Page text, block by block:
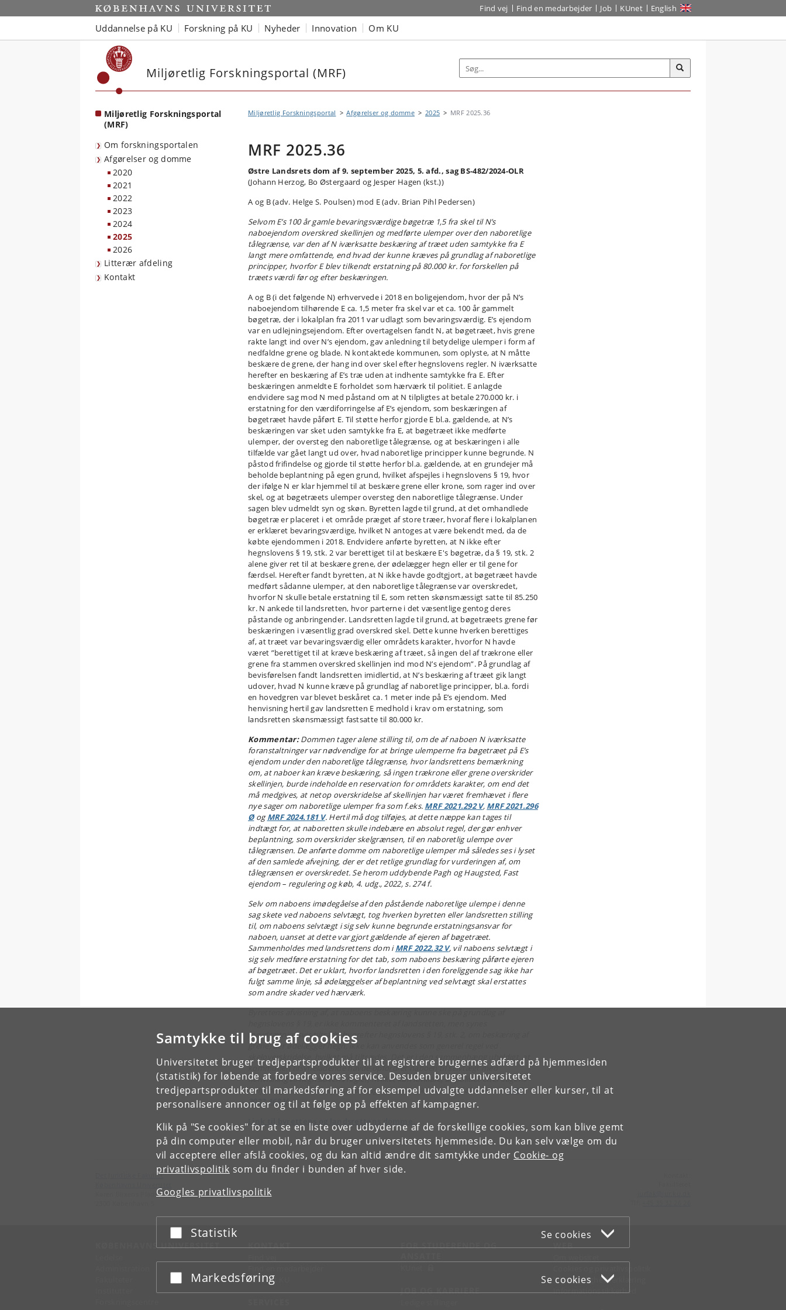
Samtykke til brug af cookies
Universitetet bruger tredjepartsprodukter til at registrere brugernes adfærd på hjemmesiden
(statistik) for løbende at forbedre vores service. Desuden bruger universitetet
tredjepartsprodukter til markedsføring af for eksempel udvalgte uddannelser eller kurser, til at
personalisere annoncer og til at følge op på effekten af kampagner.
Klik på "Se cookies" for at se en liste over udbyderne af de forskellige cookies, som kan blive gemt
på din computer eller mobil, når du bruger universitetets hjemmeside. Du kan selv vælge om du
vil acceptere eller afslå cookies, og du kan altid ændre dit samtykke under Cookie- og
privatlivspolitik som du finder i bunden af hver side.
Googles privatlivspolitik
Acceptér eller afslå
Statistik Se cookies
Acceptér eller afslå
Markedsføring Se cookies
Start Find vej Find en medarbejder Job KUnet English
Uddannelse på KU Forskning på KU Nyheder Innovation Om KU
Miljøretlig Forskningsportal (MRF)
Miljøretlig Forskningsportal
(MRF)
Om forskningsportalen
Afgørelser og domme
2020
2021
2022
2023
2024
2025
2026
Litterær afdeling
Kontakt
Miljøretlig Forskningsportal Afgørelser og domme 2025 MRF 2025.36
MRF 2025.36
Østre Landsrets dom af 9. september 2025, 5. afd., sag BS-482/2024-OLR
(Johann Herzog, Bo Østergaard og Jesper Hagen (kst.))
A og B (adv. Helge S. Poulsen) mod E (adv. Brian Pihl Pedersen)
Selvom E’s 100 år gamle bevaringsværdige bøgetræ 1,5 fra skel til N’s
naboejendom overskred skellinjen og medførte ulemper over den naboretlige
tålegrænse, var den af N iværksatte beskæring af træet uden samtykke fra E
langt mere omfattende, end hvad der kunne kræves på grundlag af naboretlige
principper, hvorfor E blev tilkendt erstatning på 80.000 kr. for forskellen på
træets værdi før og efter beskæringen.
A og B (i det følgende N) erhvervede i 2018 en boligejendom, hvor der på N’s
naboejendom tilhørende E ca. 1,5 meter fra skel var et ca. 100 år gammelt
bøgetræ, der i lokalplan fra 2011 var udlagt som bevaringsværdig. E’s ejendom
var en udlejningsejendom. Efter overtagelsen fandt N, at bøgetræet, hvis grene
rakte langt ind over N’s ejendom, gav anledning til betydelige ulemper i form af
nedfaldne grene og blade. N kontaktede kommunen, som oplyste, at N måtte
beskære de grene, der hang ind over skel efter hegnslovens regler. N iværksatte
herefter en beskæring af E’s træ uden at indhente samtykke fra E. Efter
beskæringen anmeldte E forholdet som hærværk til politiet. E anlagde
endvidere sag mod N med påstand om at N tilpligtes at betale 270.000 kr. i
erstatning for den værdiforringelse af E’s ejendom, som beskæringen af
bøgetræet havde påført E. Til støtte herfor gjorde E bl.a. gældende, at N’s
beskæringen var sket uden samtykke fra E, at bøgetræet ikke medførte
ulemper, der oversteg den naboretlige tålegrænse, og at beskæringen i alle
tilfælde var gået langt ud over, hvad naboretlige principper kunne begrunde. N
påstod frifindelse og gjorde til støtte herfor bl.a. gældende, at en grundejer må
beholde beplantning på egen grund, hvilket afspejles i hegnslovens § 19, hvor
der ifølge N er klar hjemmel til at beskære grene eller krone, som rager ind over
skel, og at bøgetræets ulemper oversteg den naboretlige tålegrænse. Under
sagen blev udmeldt syn og skøn. Byretten lagde til grund, at det omhandlede
bøgetræ er placeret i et område præget af store træer, hvoraf flere i lokalplanen
er erklæret bevaringsværdige, hvilket N antoges at være bekendt med, da de
købte ejendommen i 2018. Endvidere anførte byretten, at N ikke efter
hegnslovens § 19, stk. 2 var berettiget til at beskære E's bøgetræ, da § 19, stk. 2
alene giver ret til at beskære grene, der ødelægger hegn eller er til gene for
færdsel. Herefter fandt byretten, at N ikke havde godtgjort, at bøgetræet havde
medført sådanne ulemper, at den naboretlige tålegrænse var overskredet,
hvorfor N skulle betale erstatning til E, som retten skønsmæssigt satte til 85.250
kr. N ankede til landsretten, hvor parterne i det væsentlige gentog deres
påstande og anbringender. Landsretten lagde til grund, at bøgetræets grene før
beskæringen i væsentlig grad overskred skel. Dette kunne hverken berettiges
af, at træet var bevaringsværdig eller områdets karakter, hvorfor N havde
været ”berettiget til at kræve beskæring af træet, så ingen del af trækrone eller
grene fra stammen overskred skellinjen ind mod N’s ejendom”. På grundlag af
bevisførelsen fandt landsretten imidlertid, at N’s beskæring af træet gik langt
udover, hvad N kunne kræve på grundlag af naboretlige principper, bl.a. fordi
en hovedgren var blevet beskåret ca. 1 meter inde på E’s ejendom. Med
henvisning hertil gav landsretten E medhold i krav om erstatning, som
landsretten skønsmæssigt fastsatte til 80.000 kr.
Kommentar:Dommen tager alene stilling til, om de af naboen N iværksatte
foranstaltninger var nødvendige for at bringe ulemperne fra bøgetræet på E’s
ejendom under den naboretlige tålegrænse, hvor landsrettens bemærkning
om, at naboer kan kræve beskæring, så ingen trækrone eller grene overskrider
skellinjen, burde indeholde en reservation for områdets karakter, om end det
må medgives, at netop overskridelse af skellinjen har været fremhævet i flere
nye sager om naboretlige ulemper fra som f.eks. MRF 2021.292 V, MRF 2021.296
ØogMRF 2024.181 V. Hertil må dog tilføjes, at dette næppe kan tages til
indtægt for, at naboretten skulle indebære en absolut regel, der gør enhver
beplantning, som overskrider skelgrænsen, til en naboretlig ulempe over
tålegrænsen. De anførte domme om naboretlige ulemper må således ses i lyset
af den samlede afvejning, der er det retlige grundlag for vurderingen af, om
tålegrænsen er overskredet. Se herom uddybende Pagh og Haugsted, Fast
ejendom – regulering og køb, 4. udg., 2022, s. 274 f.
Selv om naboens imødegåelse af den påstående naboretlige ulempe i denne
sag skete ved naboens selvtægt, tog hverken byretten eller landsretten stilling
til, om naboens selvtægt i sig selv kunne begrunde erstatningsansvar for
naboen, uanset at dette var gjort gældende af ejeren af bøgetræet.
Sammenholdes med landsrettens dom iMRF 2022.32 V, vil naboens selvtægt i
sig selv medføre erstatning for det tab, som naboens beskæring påførte ejeren
af bøgetræet. Det er uklart, hvorfor landsretten i den foreliggende sag ikke har
fulgt samme linje, så ødelæggelser af beplantning ved selvtægt skal erstattes
som andre skader ved hærværk.
forudsætningsvis tiltrådt, hvorefter hegnslovens § 19, stk. 2, om beskæring af
grene, der ødelægger hegn, ikke kan anvendes som generel regel ved
skeloverskridelse, hvilket må tiltrædes. Det er i den sammenhæng uheldigt, at
kommunen tilsyneladende havde opfordret naboen til selvtægt med
henvisning til hegnslovens regler, hvilket kan forklare, at politiet efter sagens
oplysninger ikke har rejst straffesag for hærværk, som det f.eks. skete iMRF
2022.168 V .
Link til byrettens og landsrettens domme.
Det Juridiske Fakultet
Karen Blixens Plads 16
KØBENHAVNS UNIVERSITET KONTAKT
Kontakt KU
FOR STUDERENDE OG
JOB OG KARRIERE
WEB
Tilgængelighedserklæring
Informationssikkerhed